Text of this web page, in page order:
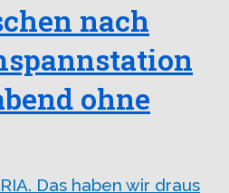
nach
ohne